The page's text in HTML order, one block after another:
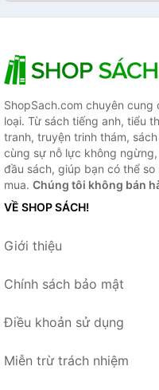
ShopSach.com chuyên
loại. Từ sách tiếng anh, tiểu
tranh, truyện trinh thám,
cùng sự nỗ lực không
đầu sách, giúp bạn có thể
mua. Chúng tôi không bán
VỀ SHOP SÁCH!
Giới thiệu
Chính sách bảo mật
Điều khoản sử dụng
Miễn trừ trách nhiệm